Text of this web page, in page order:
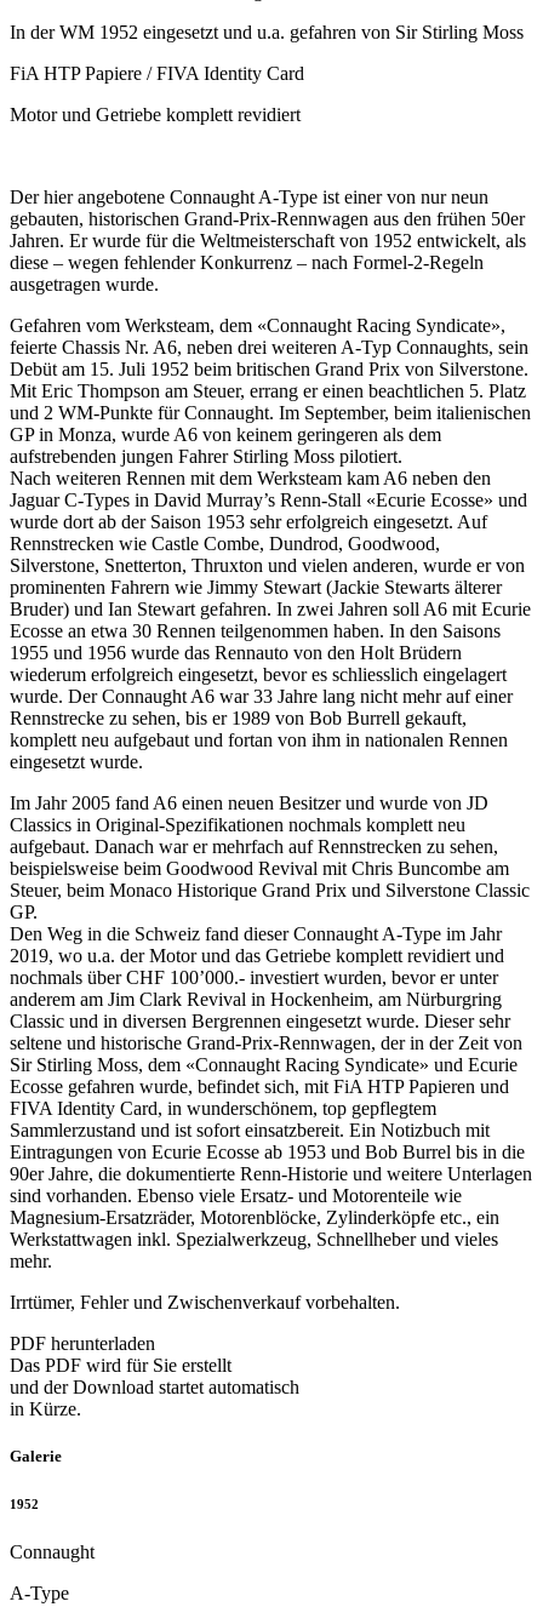
In der WM 1952 eingesetzt und u.a. gefahren von Sir Stirling Moss
FiA HTP Papiere / FIVA Identity Card
Motor und Getriebe komplett revidiert
Der hier angebotene Connaught A-Type ist einer von nur neun
gebauten, historischen Grand-Prix-Rennwagen aus den frühen 50er
Jahren. Er wurde für die Weltmeisterschaft von 1952 entwickelt, als
diese – wegen fehlender Konkurrenz – nach Formel-2-Regeln
ausgetragen wurde.
Gefahren vom Werksteam, dem «Connaught Racing Syndicate»,
feierte Chassis Nr. A6, neben drei weiteren A-Typ Connaughts, sein
Debüt am 15. Juli 1952 beim britischen Grand Prix von Silverstone.
Mit Eric Thompson am Steuer, errang er einen beachtlichen 5. Platz
und 2 WM-Punkte für Connaught. Im September, beim italienischen
GP in Monza, wurde A6 von keinem geringeren als dem
aufstrebenden jungen Fahrer Stirling Moss pilotiert.
Nach weiteren Rennen mit dem Werksteam kam A6 neben den
Jaguar C-Types in David Murray’s Renn-Stall «Ecurie Ecosse» und
wurde dort ab der Saison 1953 sehr erfolgreich eingesetzt. Auf
Rennstrecken wie Castle Combe, Dundrod, Goodwood,
Silverstone, Snetterton, Thruxton und vielen anderen, wurde er von
prominenten Fahrern wie Jimmy Stewart (Jackie Stewarts älterer
Bruder) und Ian Stewart gefahren. In zwei Jahren soll A6 mit Ecurie
Ecosse an etwa 30 Rennen teilgenommen haben. In den Saisons
1955 und 1956 wurde das Rennauto von den Holt Brüdern
wiederum erfolgreich eingesetzt, bevor es schliesslich eingelagert
wurde. Der Connaught A6 war 33 Jahre lang nicht mehr auf einer
Rennstrecke zu sehen, bis er 1989 von Bob Burrell gekauft,
komplett neu aufgebaut und fortan von ihm in nationalen Rennen
eingesetzt wurde.
Im Jahr 2005 fand A6 einen neuen Besitzer und wurde von JD
Classics in Original-Spezifikationen nochmals komplett neu
aufgebaut. Danach war er mehrfach auf Rennstrecken zu sehen,
beispielsweise beim Goodwood Revival mit Chris Buncombe am
Steuer, beim Monaco Historique Grand Prix und Silverstone Classic
GP.
Den Weg in die Schweiz fand dieser Connaught A-Type im Jahr
2019, wo u.a. der Motor und das Getriebe komplett revidiert und
nochmals über CHF 100’000.- investiert wurden, bevor er unter
anderem am Jim Clark Revival in Hockenheim, am Nürburgring
Classic und in diversen Bergrennen eingesetzt wurde. Dieser sehr
seltene und historische Grand-Prix-Rennwagen, der in der Zeit von
Sir Stirling Moss, dem «Connaught Racing Syndicate» und Ecurie
Ecosse gefahren wurde, befindet sich, mit FiA HTP Papieren und
FIVA Identity Card, in wunderschönem, top gepflegtem
Sammlerzustand und ist sofort einsatzbereit. Ein Notizbuch mit
Eintragungen von Ecurie Ecosse ab 1953 und Bob Burrel bis in die
90er Jahre, die dokumentierte Renn-Historie und weitere Unterlagen
sind vorhanden. Ebenso viele Ersatz- und Motorenteile wie
Magnesium-Ersatzräder, Motorenblöcke, Zylinderköpfe etc., ein
Werkstattwagen inkl. Spezialwerkzeug, Schnellheber und vieles
mehr.
Irrtümer, Fehler und Zwischenverkauf vorbehalten.
PDF herunterladen
Das PDF wird für Sie erstellt
und der Download startet automatisch
in Kürze.
Galerie
1952
Connaught
A-Type